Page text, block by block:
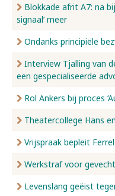
Blokkade afrit A7: na
signaal’ meer
Ondanks principiële
Interview Tjalling van
een gespecialiseerde
Rol Ankers bij proces
Theatercollege Hans
Vrijspraak bepleit
Werkstraf voor
Levenslang geëist